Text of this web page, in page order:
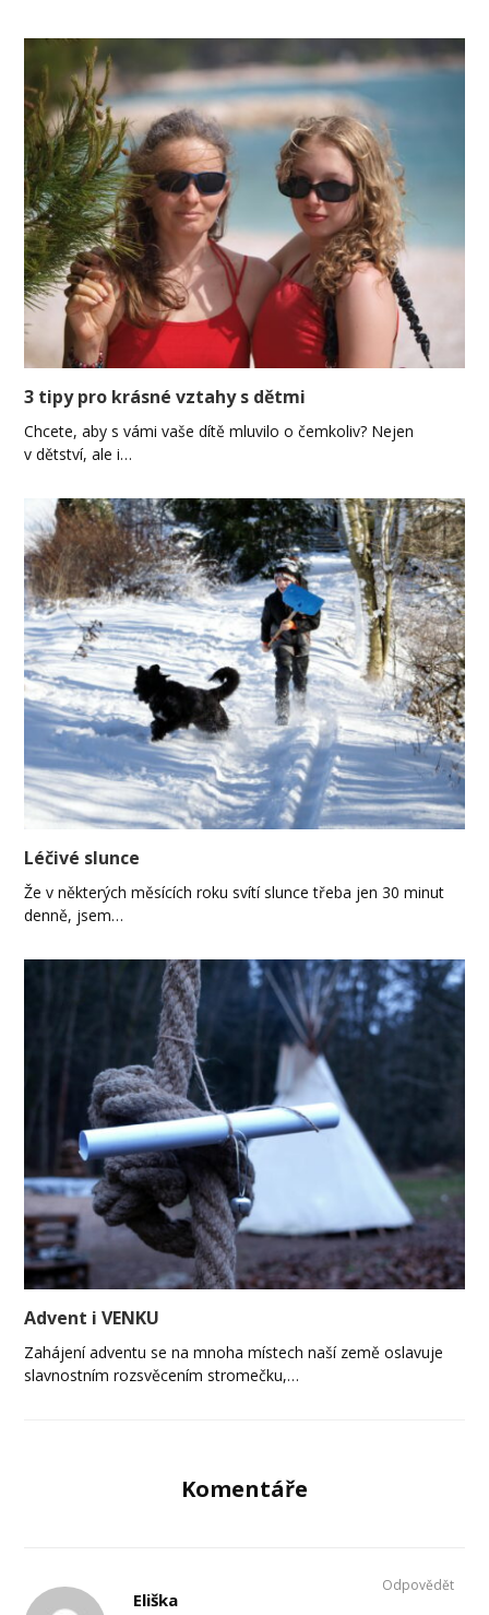
3 tipy pro krásné vztahy s dětmi
Chcete, aby s vámi vaše dítě mluvilo o čemkoliv? Nejen
v dětství, ale i…
Léčivé slunce
Že v některých měsících roku svítí slunce třeba jen 30 minut
denně, jsem…
Advent i VENKU
Zahájení adventu se na mnoha místech naší země oslavuje
slavnostním rozsvěcením stromečku,…
Komentáře
Eliška
Odpovědět